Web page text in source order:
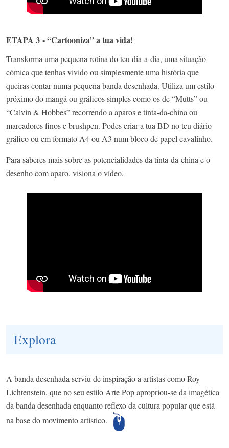
ETAPA 3 - “Cartooniza” a tua vida!
Transforma uma pequena rotina do teu dia-a-dia, uma situação
cómica que tenhas vivido ou simplesmente uma história que
queiras contar numa pequena banda desenhada. Utiliza um estilo
próximo do mangá ou gráficos simples como os de “Mutts” ou
“Calvin & Hobbes” recorrendo a aparos e tinta-da-china ou
marcadores finos e brushpen. Podes criar a tua BD no teu diário
gráfico ou em formato A4 ou A3 num bloco de papel cavalinho.
Para saberes mais sobre as potencialidades da tinta-da-china e o
desenho com aparo, visiona o vídeo.
Explora
A banda desenhada serviu de inspiração a artistas como Roy
Lichtenstein, que no seu estilo Arte Pop apropriou-se da imagética
da banda desenhada enquanto reflexo da cultura popular que está
na base do movimento artístico.